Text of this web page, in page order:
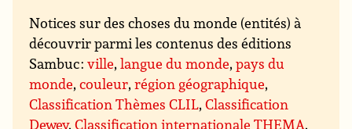
Notices sur des choses du monde (entités) à
découvrir parmi les contenus des éditions
Sambuc :ville,langue du monde,pays du
monde,couleur,région géographique,
Classification Thèmes CLIL,Classification
Dewey,Classification internationale THEMA,